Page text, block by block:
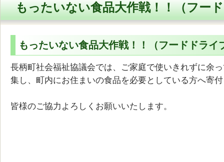
もったいない食品大作戦！！（フー
もったいない食品大作戦！！（フードドライ
長柄町社会福祉協議会では、ご家庭で使いきれずに余
集し、町内にお住まいの食品を必要としている方へ寄
皆様のご協力よろしくお願いいたします。